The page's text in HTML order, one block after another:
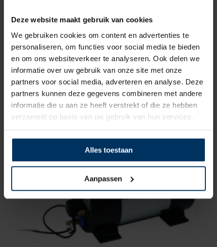
Deze website maakt gebruik van cookies
We gebruiken cookies om content en advertenties te
personaliseren, om functies voor social media te bieden
en om ons websiteverkeer te analyseren. Ook delen we
informatie over uw gebruik van onze site met onze
partners voor social media, adverteren en analyse. Deze
partners kunnen deze gegevens combineren met andere
informatie die u aan ze heeft verstrekt of die ze hebben
verzameld op basis van uw gebruik van hun services.
Alles toestaan
Aanpassen
Hogedruk ventiel + terugslagventiel 1/2 4 bar”
Merk: Allpa
Artikelnummer: 9051914
€29,40 incl BTW